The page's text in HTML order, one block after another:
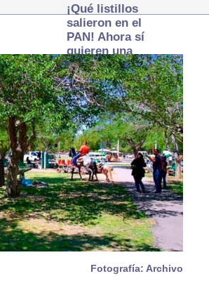
¡Qué listillos
salieron en el
PAN! Ahora sí
quieren una
Fiscalía
autónoma… y
transexenal
Fotografía: Archivo